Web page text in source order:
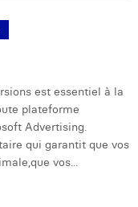
est essentiel à la
plateforme
Advertising.
qui garantit que vos
vos...